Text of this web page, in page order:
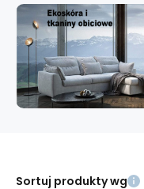
Sortuj produkty wg